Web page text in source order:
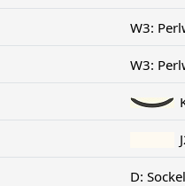
W3:
W3:
D: